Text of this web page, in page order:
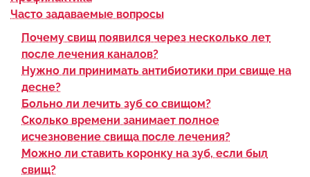
Часто задаваемые вопросы
Почему свищ появился через несколько лет
после лечения каналов?
Нужно ли принимать антибиотики при свище на
десне?
Больно ли лечить зуб со свищом?
Сколько времени занимает полное
исчезновение свища после лечения?
Можно ли ставить коронку на зуб, если был
свищ?